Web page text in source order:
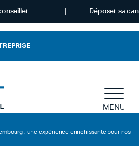
MENU
: une expérience enrichissante pour nos
Déposer sa